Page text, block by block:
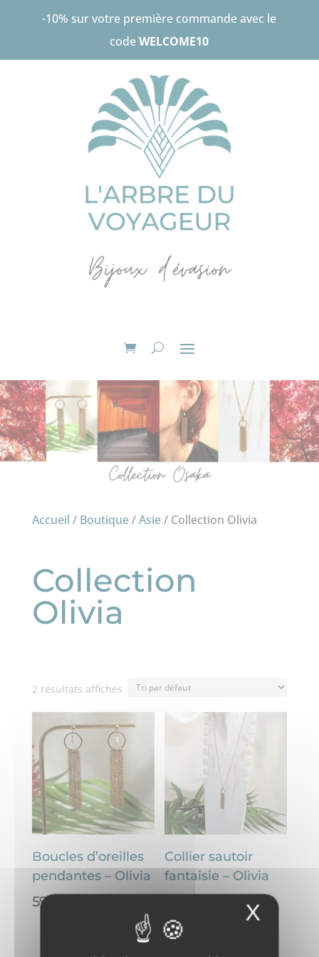
-10% sur votre première commande avec le
codeWELCOME10
Accueil / Boutique/Asie/ Collection Olivia
Collection
Olivia
2 résultats affichés
Boucles d’oreilles
pendantes – Olivia
59,00
Collier sautoir
fantaisie – Olivia
X